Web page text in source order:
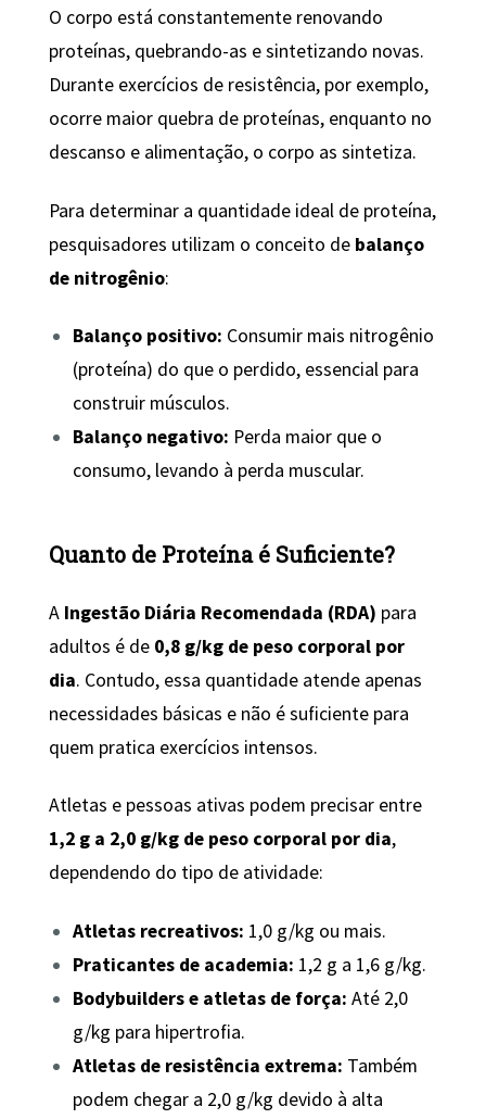
O corpo está constantemente renovando
proteínas, quebrando-as e sintetizando novas.
Durante exercícios de resistência, por exemplo,
ocorre maior quebra de proteínas, enquanto no
descanso e alimentação, o corpo as sintetiza.
Para determinar a quantidade ideal de proteína,
pesquisadores utilizam o conceito de balanço
de nitrogênio:
Balanço positivo: Consumir mais nitrogênio
(proteína) do que o perdido, essencial para
construir músculos.
Balanço negativo: Perda maior que o
consumo, levando à perda muscular.
Quanto de Proteína é Suficiente?
A Ingestão Diária Recomendada (RDA) para
adultos é de 0,8 g/kg de peso corporal por
dia. Contudo, essa quantidade atende apenas
necessidades básicas e não é suficiente para
quem pratica exercícios intensos.
Atletas e pessoas ativas podem precisar entre
1,2 g a 2,0 g/kg de peso corporal por dia,
dependendo do tipo de atividade:
Atletas recreativos: 1,0 g/kg ou mais.
Praticantes de academia: 1,2 g a 1,6 g/kg.
Bodybuilders e atletas de força: Até 2,0
g/kg para hipertrofia.
Atletas de resistência extrema: Também
podem chegar a 2,0 g/kg devido à alta